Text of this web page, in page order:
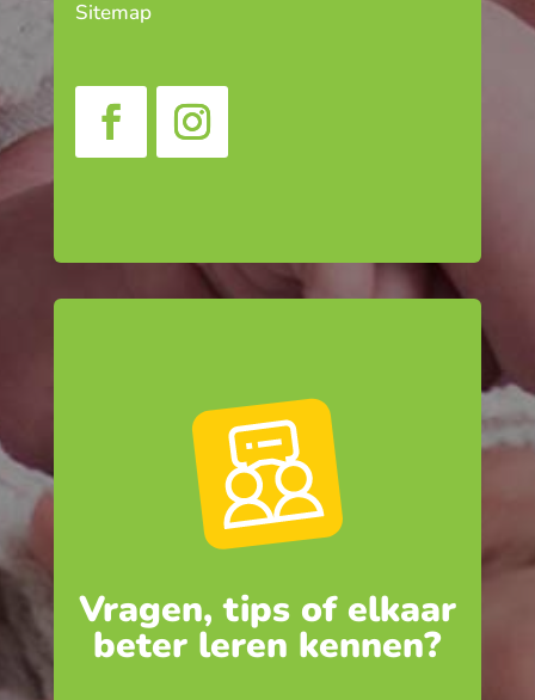
Sitemap
Vragen, tips of elkaar
beter leren kennen?